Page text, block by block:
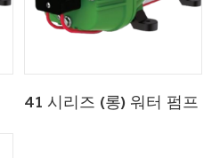
41 시리즈 (롱) 워터 펌프